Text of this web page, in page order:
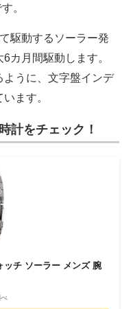
。
駆動するソーラー発
カ月間駆動します。
ように、文字盤インデ
ます。
計をチェック！
ッチ ソーラー メンズ 腕